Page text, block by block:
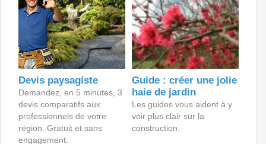
Devis paysagiste
Demandez, en 5 minutes, 3
devis comparatifs aux
professionnels de votre
région. Gratuit et sans
engagement.
Guide : créer une jolie
haie de jardin
Les guides vous aident à y
voir plus clair sur la
construction.